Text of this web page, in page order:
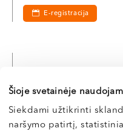
Šioje svetainėje
Siekdami užtikrinti
naršymo patirtį,
E-registracija
GALDIKIENĖ
Burnos higienistė